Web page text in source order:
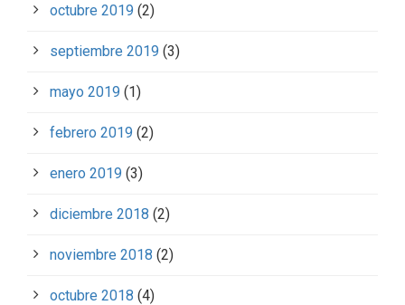
octubre 2019 (2)
septiembre 2019 (3)
mayo 2019 (1)
febrero 2019 (2)
enero 2019 (3)
diciembre 2018 (2)
noviembre 2018 (2)
octubre 2018 (4)